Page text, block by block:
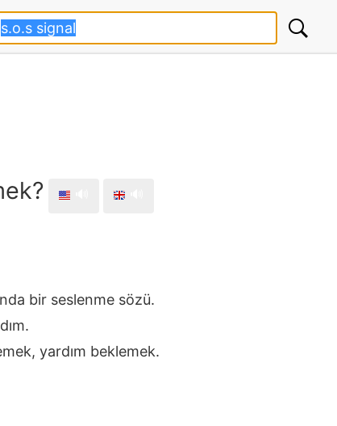
bir seslenme sözü.
yardım beklemek.